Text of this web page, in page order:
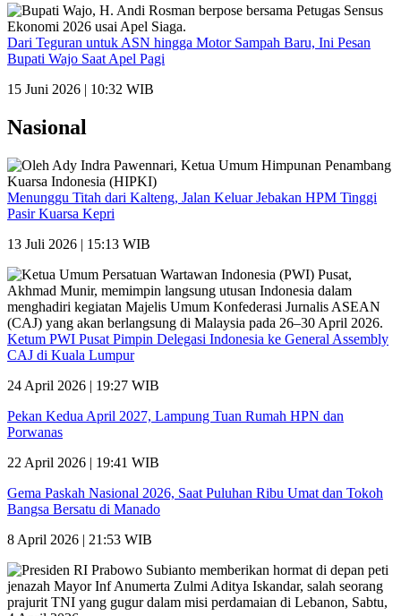
Dari Teguran untuk ASN hingga Motor Sampah Baru, Ini Pesan
Bupati Wajo Saat Apel Pagi
15 Juni 2026 | 10:32 WIB
Nasional
Menunggu Titah dari Kalteng, Jalan Keluar Jebakan HPM Tinggi
Pasir Kuarsa Kepri
13 Juli 2026 | 15:13 WIB
Ketum PWI Pusat Pimpin Delegasi Indonesia ke General Assembly
CAJ di Kuala Lumpur
24 April 2026 | 19:27 WIB
Pekan Kedua April 2027, Lampung Tuan Rumah HPN dan
Porwanas
22 April 2026 | 19:41 WIB
Gema Paskah Nasional 2026, Saat Puluhan Ribu Umat dan Tokoh
Bangsa Bersatu di Manado
8 April 2026 | 21:53 WIB